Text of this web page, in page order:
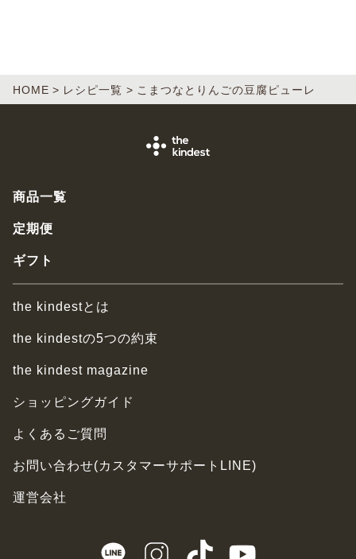
HOME レシピ一覧 こまつなとりんごの豆腐ピューレ
商品一覧
定期便
ギフト
the kindestとは
the kindestの5つの約束
the kindest magazine
ショッピングガイド
よくあるご質問
お問い合わせ(カスタマーサポートLINE)
運営会社